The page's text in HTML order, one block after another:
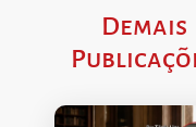
Demais